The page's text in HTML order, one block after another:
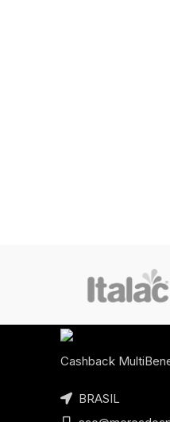
Cashback
BRASIL